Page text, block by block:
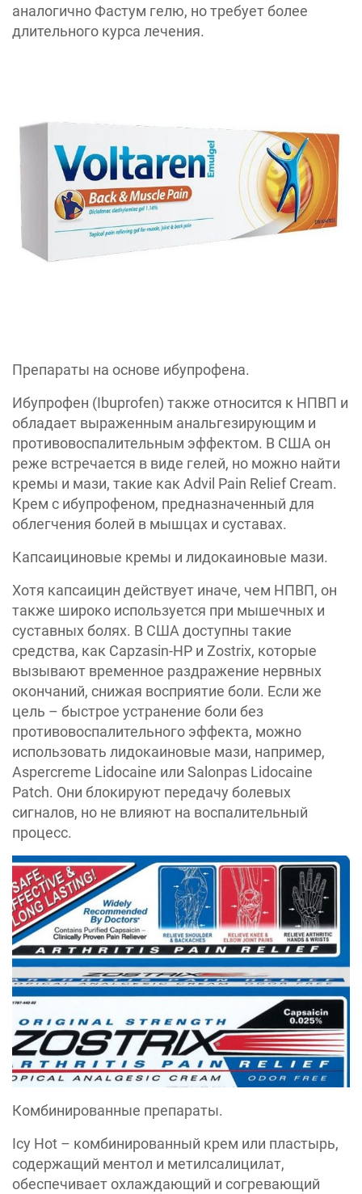
аналогично Фастум гелю, но требует более
длительного курса лечения.
Препараты на основе ибупрофена.
Ибупрофен (Ibuprofen) также относится к НПВП и
обладает выраженным анальгезирующим и
противовоспалительным эффектом. В США он
реже встречается в виде гелей, но можно найти
кремы и мази, такие как Advil Pain Relief Cream.
Крем с ибупрофеном, предназначенный для
облегчения болей в мышцах и суставах.
Капсаициновые кремы и лидокаиновые мази.
Хотя капсаицин действует иначе, чем НПВП, он
также широко используется при мышечных и
суставных болях. В США доступны такие
средства, как Capzasin-HP и Zostrix, которые
вызывают временное раздражение нервных
окончаний, снижая восприятие боли. Если же
цель – быстрое устранение боли без
противовоспалительного эффекта, можно
использовать лидокаиновые мази, например,
Aspercreme Lidocaine или Salonpas Lidocaine
Patch. Они блокируют передачу болевых
сигналов, но не влияют на воспалительный
процесс.
Комбинированные препараты.
Icy Hot – комбинированный крем или пластырь,
содержащий ментол и метилсалицилат,
обеспечивает охлаждающий и согревающий